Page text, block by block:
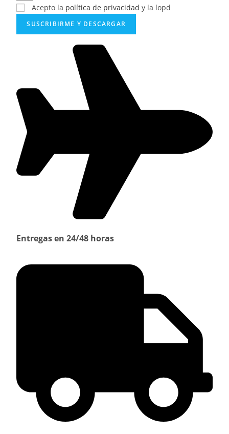
Acepto la política de privacidad y la lopd
SUSCRIBIRME Y DESCARGAR
Entregas en 24/48 horas